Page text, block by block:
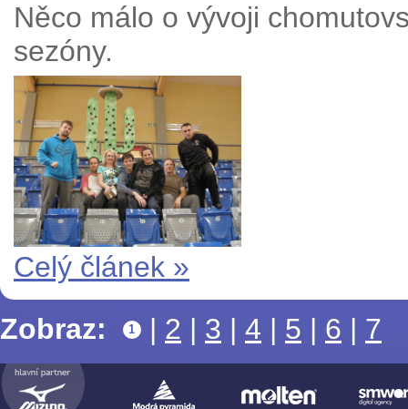
Něco málo o vývoji
sezóny.
Celý článek »
Zobraz:
1 | 2 | 3 | 4 | 5 | 6 | 7